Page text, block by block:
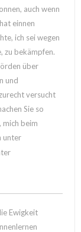
auch wenn
einnen
ich sei wegen
zu bekämpfen.
über
und
versucht
Sie so
mich beim
unter
Ewigkeit